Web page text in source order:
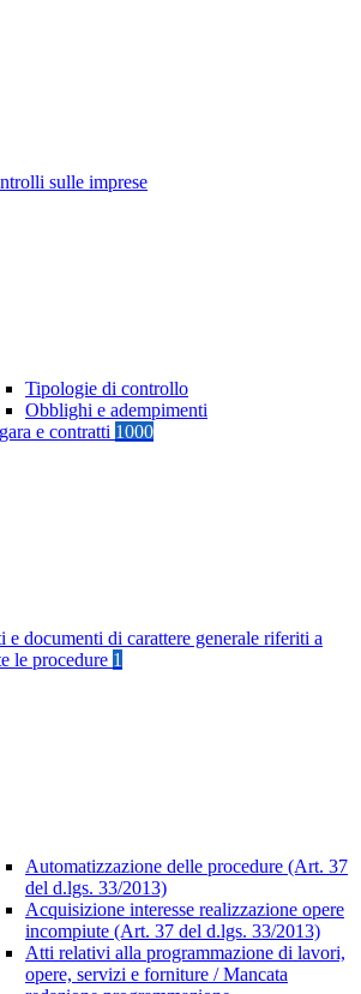
sulle imprese
Tipologie di controllo
Obblighi e adempimenti
e contratti 1000
e documenti di carattere generale riferiti a
le procedure 1
Automatizzazione delle procedure (Art. 37
del d.lgs. 33/2013)
Acquisizione interesse realizzazione opere
incompiute (Art. 37 del d.lgs. 33/2013)
Atti relativi alla programmazione di lavori,
opere, servizi e forniture / Mancata